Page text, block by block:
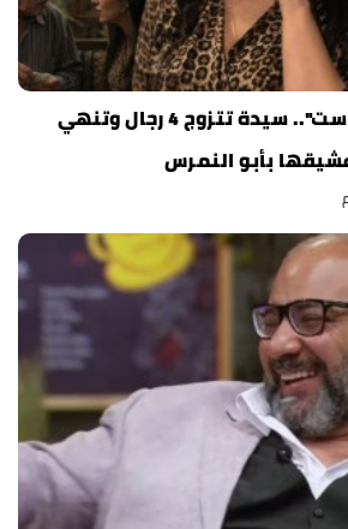
"ما حسسونيش إني ست".. سيدة تتزوج 4 رجال وتنهي
بأبو النمرس